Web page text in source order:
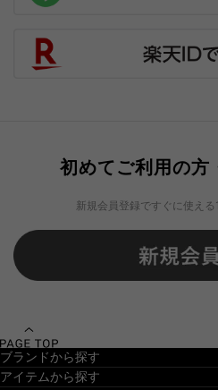
初めてご利用の方
新規会員登録ですぐに使え
ブランドから探す
アイテムから探す